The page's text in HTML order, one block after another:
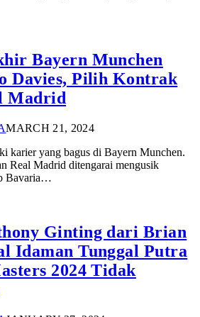
Bayern Munchen
Davies, Pilih Kontrak
Madrid
MARCH 21, 2024
karier yang bagus di Bayern Munchen.
Real Madrid ditengarai mengusik
Bavaria…
Ginting dari Brian
Idaman Tunggal Putra
2024 Tidak